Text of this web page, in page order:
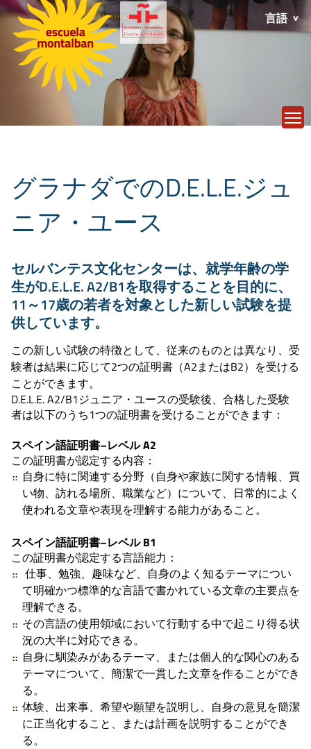
言語
グラナダでのD.E.L.E.ジュ
ニア・ユース
セルバンテス文化センターは、就学年齢の学
生がD.E.L.E. A2/B1を取得することを目的に、
11～17歳の若者を対象とした新しい試験を提
供しています。
この新しい試験の特徴として、従来のものとは異なり、受
験者は結果に応じて2つの証明書（A2またはB2）を受ける
ことができます。
D.E.L.E. A2/B1ジュニア・ユースの受験後、合格した受験
者は以下のうち1つの証明書を受けることができます：
スペイン語証明書–レベル A2
この証明書が認定する内容：
自身に特に関連する分野（自身や家族に関する情報、買
い物、訪れる場所、職業など）について、日常的によく
使われる文章や表現を理解する能力があること。
スペイン語証明書–レベル B1
この証明書が認定する言語能力：
仕事、勉強、趣味など、自身のよく知るテーマについ
て明確かつ標準的な言語で書かれている文章の主要点を
理解できる。
その言語の使用領域において行動する中で起こり得る状
況の大半に対応できる。
自身に馴染みがあるテーマ、または個人的な関心のある
テーマについて、簡潔で一貫した文章を作ることができ
る。
体験、出来事、希望や願望を説明し、自身の意見を簡潔
に正当化すること、または計画を説明することができ
る。